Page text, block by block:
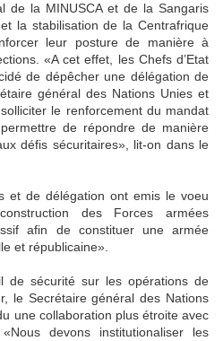
de la MINUSCA et de la Sangaris
et la stabilisation de la Centrafrique
leur posture de manière à
«A cet effet, les Chefs d’Etat
de dépêcher une délégation de
général des Nations Unies et
le renforcement du mandat
de répondre de manière
défis sécuritaires», lit-on dans le
et de délégation ont emis le voeu
des Forces armées
afin de constituer une armée
et républicaine».
de sécurité sur les opérations de
le Secrétaire général des Nations
une collaboration plus étroiteavec
devons institutionaliser les